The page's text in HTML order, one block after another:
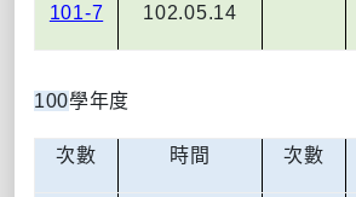
101-7 102.05.14
100學年度
次數 時間 次數